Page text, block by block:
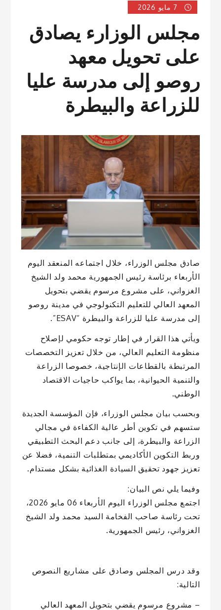
7 مايو 2026
مجلس الوزارء يصادق
على تحويل معهد
روصو إلى مدرسة عليا
للزراعة والبيطرة
صادق مجلس الوزراء، خلال اجتماعه المنعقد اليوم
الأربعاء برئاسة رئيس الجمهورية محمد ولد الشيخ
الغزواني، على مشروع مرسوم يقضي بتحويل
المعهد العالي للتعليم التكنولوجي في مدينة روصو
إلى مدرسة عليا للزراعة والبيطرة “ESAV”.
ويأتي هذا القرار في إطار توجه حكومي لإصلاح
منظومة التعليم العالي، من خلال تعزيز التخصصات
المرتبطة بالقطاعات الإنتاجية، خصوصا الزراعة
والتنمية الحيوانية، بما يواكب حاجيات الاقتصاد
الوطني.
وبحسب بيان مجلس الوزراء، فإن المؤسسة الجديدة
ستسهم في تكوين أطر عالية الكفاءة في مجالي
الزراعة والبيطرة، إلى جانب دعم البحث التطبيقي
وربط التكوين الأكاديمي بمتطلبات التنمية، فضلا عن
تعزيز جهود تحقيق السيادة الغذائية بشكل مستدام.
وفيما يلي نص البيان:
اجتمع مجلس الوزراء اليوم الأربعاء 06 مايو 2026،
تحت رئاسة صاحب الفخامة السيد محمد ولد الشيخ
الغزواني، رئيس الجمهورية.
وقد درس المجلس وصادق على مشاريع النصوص
التالية:
– مشروع مرسوم يقضي بتحويل المعهد العالي